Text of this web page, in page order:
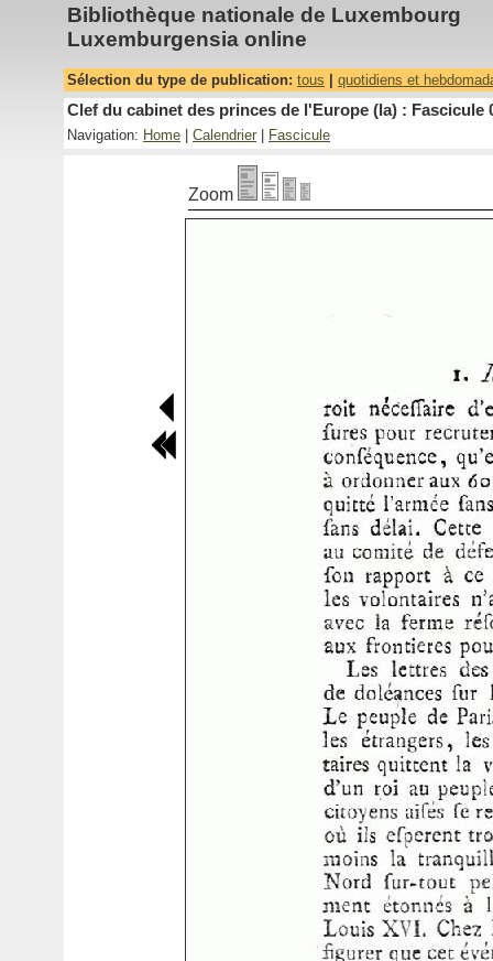
Bibliothèque nationale de Luxembourg
Luxemburgensia online
Sélection du type de publication: tous quotidiens et
Clef du cabinet des princes de l'Europe (la) : Fascicule
Navigation: Home Calendrier Fascicule
Zoom